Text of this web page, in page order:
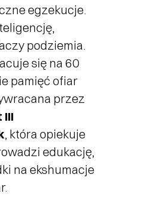
egzekucje.
podziemia.
się na 60
pamięć ofiar
przez
III
, która opiekuje
edukację,
na ekshumacje